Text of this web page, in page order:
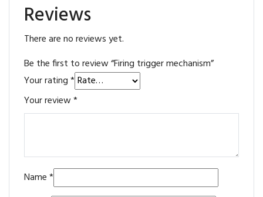
Reviews
There are no reviews yet.
Be the first to review “Firing trigger mechanism”
Your rating*
Your review*
Name*